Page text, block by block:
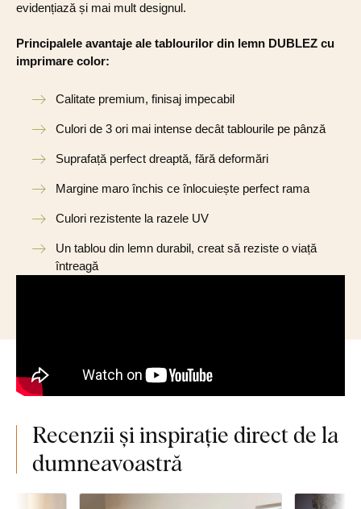
evidențiază și mai mult designul.
Principalele avantaje ale tablourilor din lemn DUBLEZ cu
imprimare color:
Calitate premium, finisaj impecabil
Culori de 3 ori mai intense decât tablourile pe pânză
Suprafață perfect dreaptă, fără deformări
Margine maro închis ce înlocuiește perfect rama
Culori rezistente la razele UV
Un tablou din lemn durabil, creat să reziste o viață
întreagă
Recenzii și inspirație direct de la
dumneavoastră